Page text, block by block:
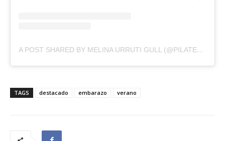
A POST SHARED BY MELINA URRUTI GULL (@PILATESYEMBARAZO.UY)
TAGS destacado embarazo verano